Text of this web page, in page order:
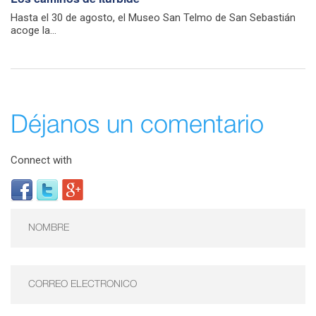
Hasta el 30 de agosto, el Museo San Telmo de San Sebastián
acoge la...
Déjanos un comentario
Connect with